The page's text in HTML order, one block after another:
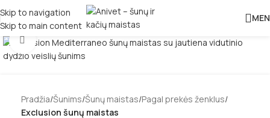
Skip to navigation
Skip to main content
Padidinti
Pradžia Šunims Šunų maistas Pagal prekės ženklus
Exclusion šunų maistas